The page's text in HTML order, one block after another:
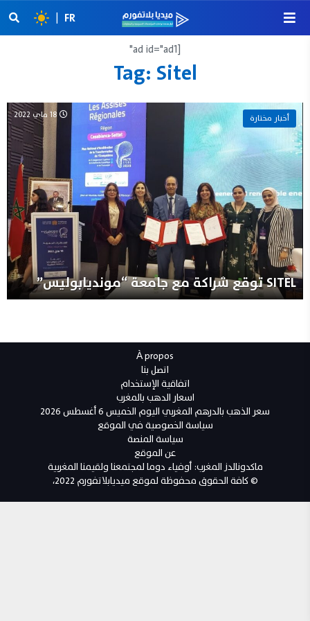
FR
|
[ad id="ad1"
Tag:Sitel
أخبار مختارة
SITEL توقع شراكة مع جامعة “مونديابوليس”
© كافة الحقوق محفوظة لموقع ميديابلاتفورم 2022،
À propos
اتصل بنا
اتفاقية الإستخدام
اسعار الدهب بالمغرب
سعر الذهب بالدرهم المغربي اليوم الخميس 6 أغسطس 2026
سياسة الخصوصية في الموقع
سياسة المنصة
عن الموقع
ماكدونالدز المغرب: أوفياء دوما لمجتمعنا ولقيمنا المغربية